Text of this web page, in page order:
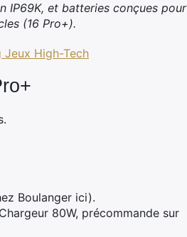
IP69K, et batteries conçues pour
(16 Pro+).
Jeux High-Tech
Boulanger ici).
80W, précommande sur